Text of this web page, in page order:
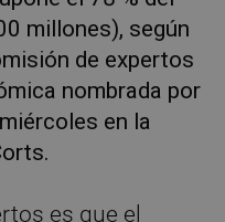
millones), según
de expertos
nombrada por
en la
es que el